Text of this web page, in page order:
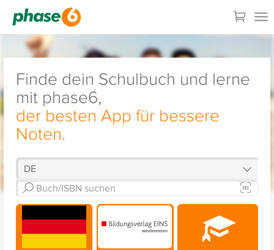
Finde dein Schulbuch und lerne
mit phase6,
der besten App für bessere
Noten.